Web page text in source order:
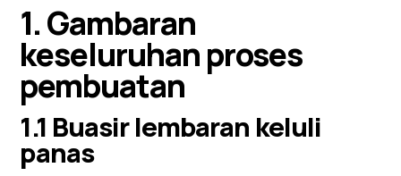
1. Gambaran
keseluruhan proses
pembuatan
1.1 Buasir lembaran keluli
panas